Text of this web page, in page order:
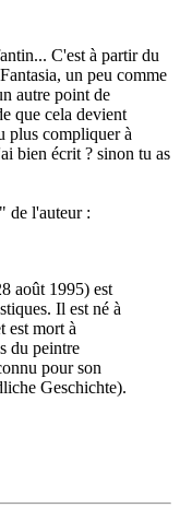
C'est à partir du
un peu comme
autre point de
que cela devient
plus compliquer à
bien écrit ? sinon tu as
de l'auteur :
août 1995) est
Il est né à
est mort à
du peintre
pour son
Geschichte).